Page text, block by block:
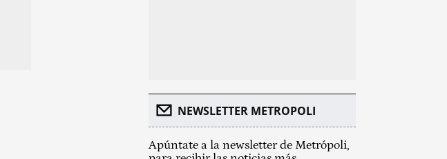
NEWSLETTER METROPOLI
Apúntate a la newsletter de Metrópoli,